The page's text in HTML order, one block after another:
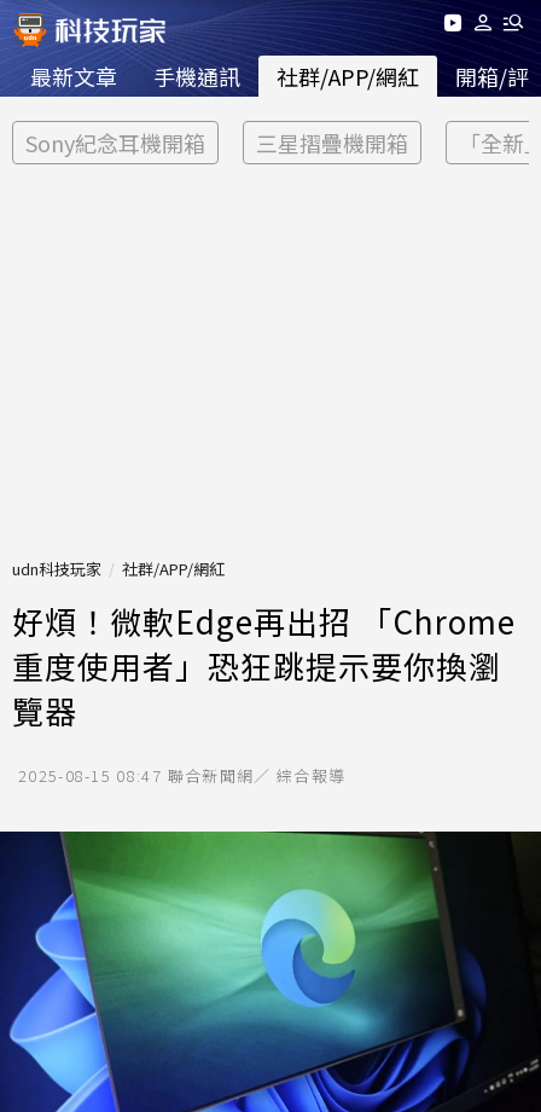
最新文章 手機通訊 社群/APP/網紅 開箱/評
Sony紀念耳機開箱 三星摺疊機開箱 「全新
udn科技玩家 社群/APP/網紅
好煩！微軟Edge再出招 「Chrome
重度使用者」恐狂跳提示要你換瀏
覽器
2025-08-15 08:47 聯合新聞網／ 綜合報導